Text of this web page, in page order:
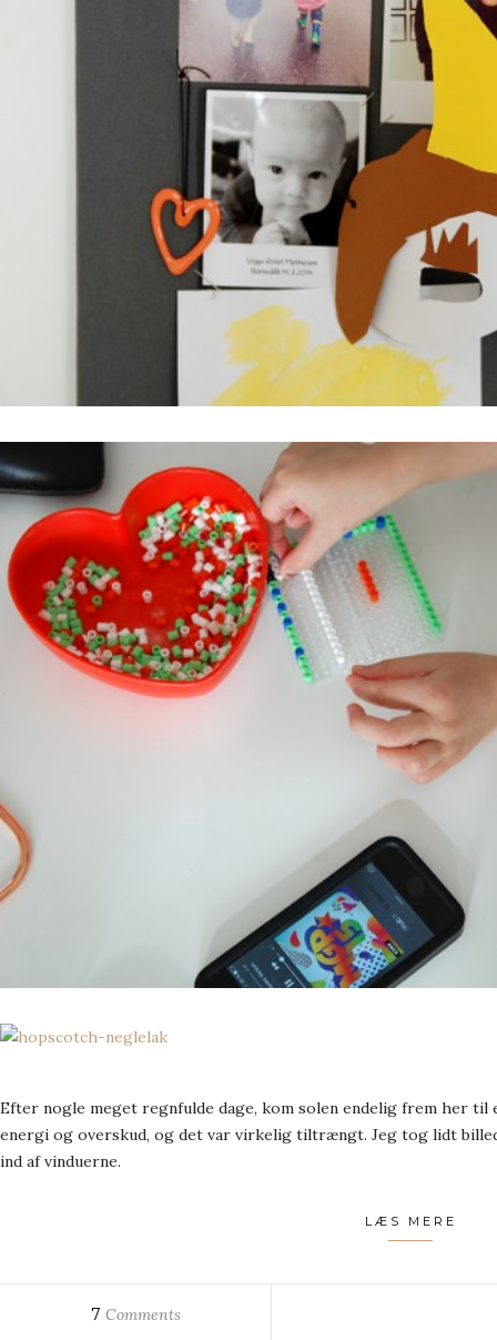
Efter nogle meget regnfulde dage, kom solen endelig frem her
energi og overskud, og det var virkelig tiltrængt. Jeg tog lidt
ind af vinduerne.
LÆS MERE
7 Comments